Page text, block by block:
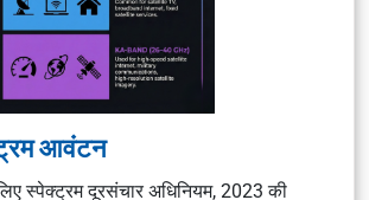
आवंटन
स्पेक्ट्रम दूरसंचार अधिनियम, 2023 की